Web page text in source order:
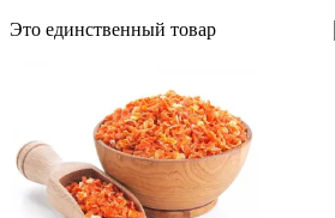
Это единственный товар